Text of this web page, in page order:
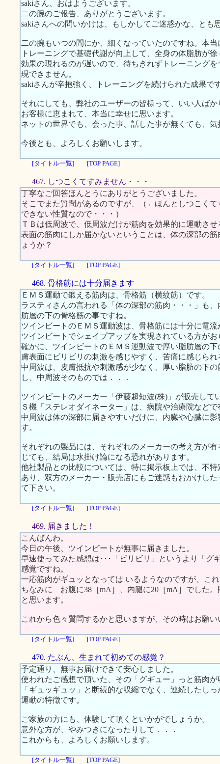
sakiさん、おはようございます。
二の腕のご報告、ありがとうございます。
sakiさんへの問いかけは、もしかしてご迷惑かな、とも
二の腕もいつの間にか、細くなっていたのですね。本
トレーニングで基礎代謝が向上して、全身の体脂肪が
効果の現れるのが遅いので、待ちきれずトレーニング
現できません。
sakiさんが辛抱強く、トレーニングを続けられた成果で
それにしても、弊社のユーザーの皆様って、いい人ばか
お客様に恵まれて、本当に幸せに思います。
ネットの世界でも、会った事、話した事が無くても、
今後とも、よろしくお願いします。
[タイトル一覧] [TOP PAGE]
467. しつこくてすみません・・・
丁寧なご回答ほんとうにありがとうございました。
そこでまた質問があるのですが、（←ほんとしつこく
できない性質なので・・・）
ＴＢは低周波で、低周波だけが筋肉を効果的に運動さ
表面の筋肉にしか届かないということは、体の深部の
ょうか？
[タイトル一覧] [TOP PAGE]
468. 骨格筋には十分届きます
ＥＭＳ運動で鍛える筋肉は、骨格筋（横紋筋）です。
ラスティさんの言われる「体の深部の筋肉・・・」も
肪層の下の骨格筋の事ですね。
ツインビートのＥＭＳ運動波は、骨格筋には十分に電
ツインビートでシェイプアップを実現されている方が
確かに、ツインビートのＥＭＳ運動波で厚い脂肪層の
膚表面にビリビリの刺激を感じやすく、苦痛に感じら
中周波は、皮膚抵抗や刺激感が少なく、厚い脂肪の下
し、中周波そのものでは．．．
ツインビートのメーカー「伊藤超短波(株)」が販売して
Ｓ機「ステレオダイネーター」は、病院や治療院など
中周波は体の深部に届きやすいだけに、内臓や心臓に
す。
それぞれの製品には、それぞれのメーカーの考え方が
じても、結局は水掛け論になる恐れがあります。
他社製品との比較については、特に掲示板上では、不
あり、双方のメーカー・販売店にもご迷惑もおかけし
て下さい。
[タイトル一覧] [TOP PAGE]
469. 届きました！
こんばんわ。
今日の午後、ツインビートが無事に届きました。
早速使ってみた感想は･･･「ビリビリ」というより「グ
感覚ですね。
一応筋肉がギュッとなっては いるようなのですが、こ
ちなみに お腹に38［mA］、内腿に20［mA］でした
と思います。
これから色々質問するかと思いますが、その時はお願
[タイトル一覧] [TOP PAGE]
470. たぶん、生まれて初めての感覚？
予定通り、無事お届けできて安心しました。
使われたご感想で頂いた、その「グギュー」っと筋肉
「ギュッギュッ」と断続的な収縮でなく、連続したし
運動の特徴です。
ご家族の方にも、体験して頂くといかがでしょうか。
意外な方が、やみつきになったりして．．．
これからも、よろしくお願いします。
[タイトル一覧] [TOP PAGE]